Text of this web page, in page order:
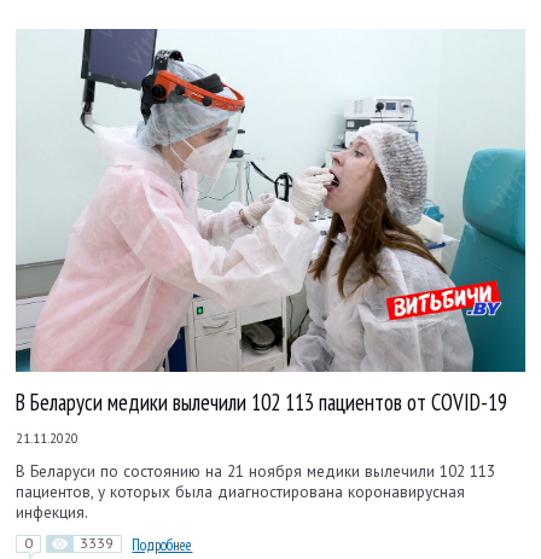
В Беларуси медики вылечили 102 113 пациентов от COVID-19
21.11.2020
В Беларуси по состоянию на 21 ноября медики вылечили 102 113
пациентов, у которых была диагностирована коронавирусная
инфекция.
0 3339 Подробнее